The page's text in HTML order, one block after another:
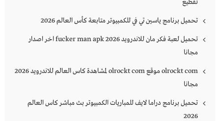
تحميل برنامج ياسين تي في للكمبيوتر متابعة كأس العالم 2026
تحميل لعبة فكر مان للاندرويد 2026 fucker man apk اخر اصدار
مجانا
olrockt com موقع olrockt com لمشاهدة كاس العالم للاندرويد 2026
مجانا
تحميل برنامج دراما لايف للمباريات الكمبيوتر بث مباشر كاس العالم
2026